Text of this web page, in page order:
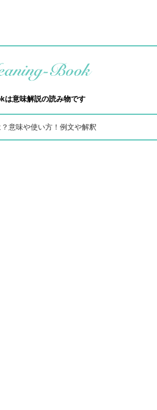
は意味解説の読み物です
？意味や使い方！例文や解釈